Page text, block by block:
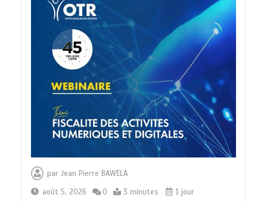
parJean Pierre BAWELA
août 5, 2026
0 3 minutes 1 jour